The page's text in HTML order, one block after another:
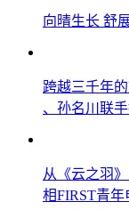
向晴生长 舒
跨越三千年
、孙名川联
从《云之羽
相FIRST青年